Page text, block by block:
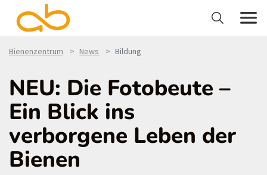
Bienenzentrum News Bildung
NEU: Die Fotobeute –
Ein Blick ins
verborgene Leben der
Bienen